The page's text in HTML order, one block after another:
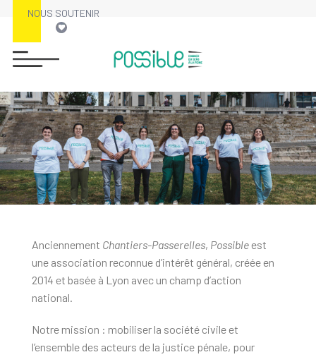
NOUS SOUTENIR
Anciennement Chantiers-Passerelles, Possibleest
une association reconnue d’intérêt général, créée en
2014 et basée à Lyon avec un champ d’action
national.
Notre mission : mobiliser la société civile et
l’ensemble des acteurs de la justice pénale, pour